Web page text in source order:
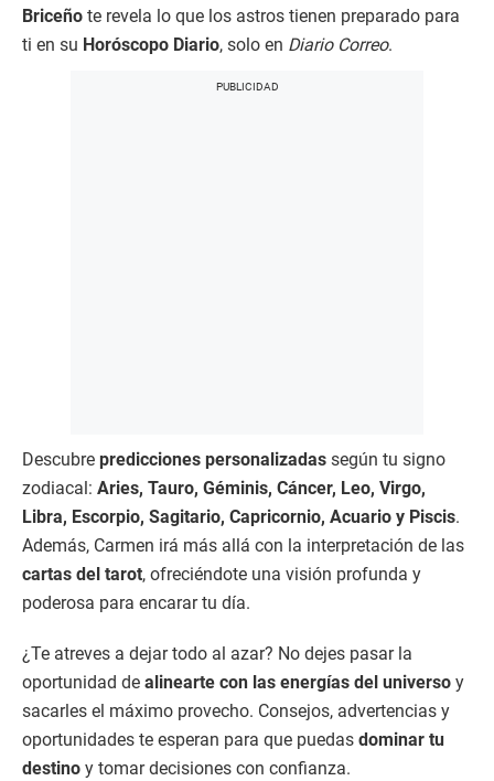
Briceño te revela lo que los astros tienen preparado para
ti en su Horóscopo Diario, solo en Diario Correo.
Descubre predicciones personalizadas según tu signo
zodiacal: Aries, Tauro, Géminis, Cáncer, Leo, Virgo,
Libra, Escorpio, Sagitario, Capricornio, Acuario y Piscis.
Además, Carmen irá más allá con la interpretación de las
cartas del tarot, ofreciéndote una visión profunda y
poderosa para encarar tu día.
¿Te atreves a dejar todo al azar? No dejes pasar la
oportunidad de alinearte con las energías del universo y
sacarles el máximo provecho. Consejos, advertencias y
oportunidades te esperan para que puedas dominar tu
destino y tomar decisiones con confianza.